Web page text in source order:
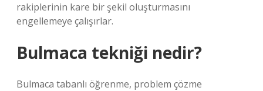
rakiplerinin kare bir şekil oluşturmasını
engellemeye çalışırlar.
Bulmaca tekniği nedir?
Bulmaca tabanlı öğrenme, problem çözme